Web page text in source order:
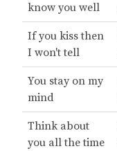
know you well
If you kiss then
I won't tell
You stay on my
mind
Think about
you all the time